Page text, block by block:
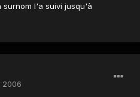
l'a suivi jusqu'à
2006